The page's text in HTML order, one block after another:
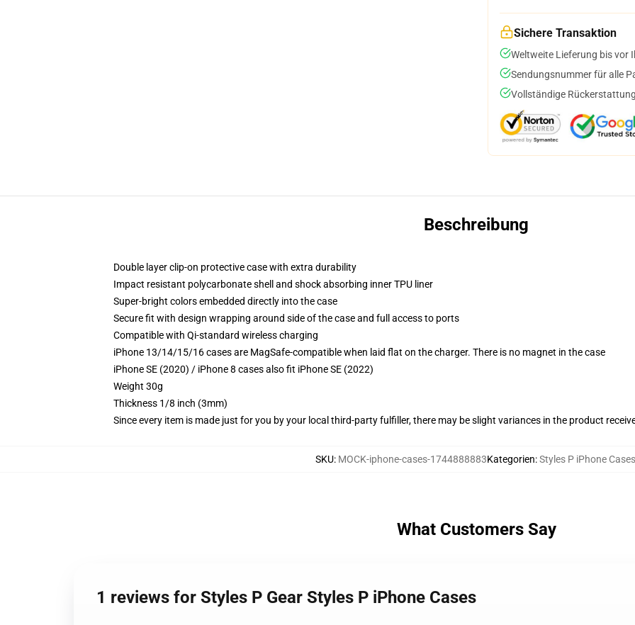
Sichere Transaktion
Weltweite Lieferung bis vor
Sendungsnummer für alle
Vollständige
Beschreibung
Double layer clip-on protective case with extra durability
Impact resistant polycarbonate shell and shock absorbing inner TPU liner
Super-bright colors embedded directly into the case
Secure fit with design wrapping around side of the case and full access to ports
Compatible with Qi-standard wireless charging
iPhone 13/14/15/16 cases are MagSafe-compatible when laid flat on the charger. There is no magnet in the case
iPhone SE (2020) / iPhone 8 cases also fit iPhone SE (2022)
Weight 30g
Thickness 1/8 inch (3mm)
Since every item is made just for you by your local third-party fulfiller, there may be slight variances in the product
SKU: MOCK-iphone-cases-1744888883Kategorien:Styles P iPhone Cases
What Customers Say
1 reviews for Styles P Gear Styles P iPhone Cases